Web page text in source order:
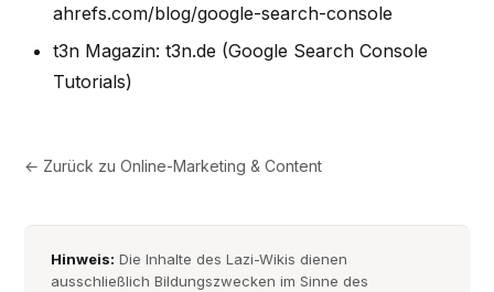
ahrefs.com/blog/google-search-console
t3n Magazin: t3n.de (Google Search Console
Tutorials)
← Zurück zuOnline-Marketing & Content
Hinweis: Die Inhalte des Lazi-Wikis dienen
ausschließlich Bildungszwecken im Sinne des